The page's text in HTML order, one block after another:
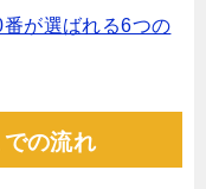
が選ばれる6つの
の流れ